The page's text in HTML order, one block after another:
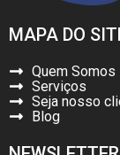
MAPA DO
Quem Somos
Serviços
Seja nosso
Blog